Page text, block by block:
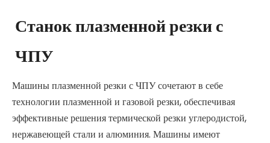
Станок плазменной резки с
ЧПУ
Машины плазменной резки с ЧПУ сочетают в себе
технологии плазменной и газовой резки, обеспечивая
эффективные решения термической резки углеродистой,
нержавеющей стали и алюминия. Машины имеют